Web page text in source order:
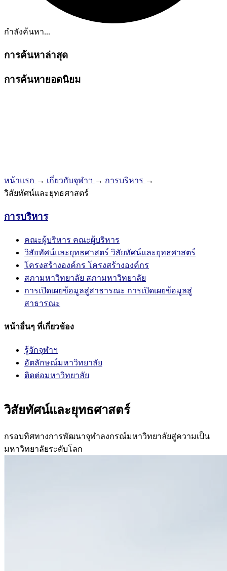
กำลังค้นหา...
การค้นหาล่าสุด
การค้นหายอดนิยม
หน้าแรก → เกี่ยวกับจุฬาฯ → การบริหาร →
วิสัยทัศน์และยุทธศาสตร์
การบริหาร
คณะผู้บริหาร คณะผู้บริหาร
วิสัยทัศน์และยุทธศาสตร์ วิสัยทัศน์และยุทธศาสตร์
โครงสร้างองค์กร โครงสร้างองค์กร
สภามหาวิทยาลัย สภามหาวิทยาลัย
การเปิดเผยข้อมูลสู่สาธารณะ การเปิดเผยข้อมูลสู่
สาธารณะ
หน้าอื่นๆ ที่เกี่ยวข้อง
รู้จักจุฬาฯ
อัตลักษณ์มหาวิทยาลัย
ติดต่อมหาวิทยาลัย
วิสัยทัศน์และยุทธศาสตร์
กรอบทิศทางการพัฒนาจุฬาลงกรณ์มหาวิทยาลัยสู่ความเป็น
มหาวิทยาลัยระดับโลก